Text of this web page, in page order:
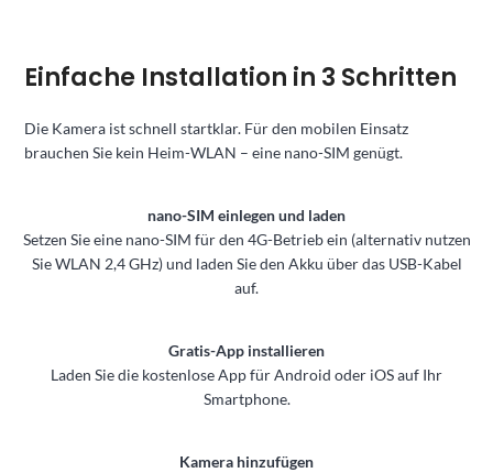
Einfache Installation in 3 Schritten
Die Kamera ist schnell startklar. Für den mobilen Einsatz
brauchen Sie kein Heim-WLAN – eine nano-SIM genügt.
nano-SIM einlegen und laden
Setzen Sie eine nano-SIM für den 4G-Betrieb ein (alternativ nutzen
Sie WLAN 2,4 GHz) und laden Sie den Akku über das USB-Kabel
auf.
Gratis-App installieren
Laden Sie die kostenlose App für Android oder iOS auf Ihr
Smartphone.
Kamera hinzufügen